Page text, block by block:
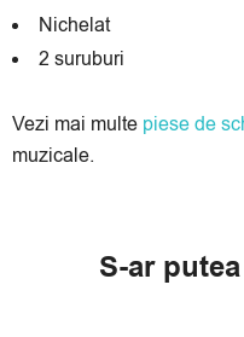
Nichelat
2 suruburi
Vezi mai multe piese de
muzicale.
S-ar